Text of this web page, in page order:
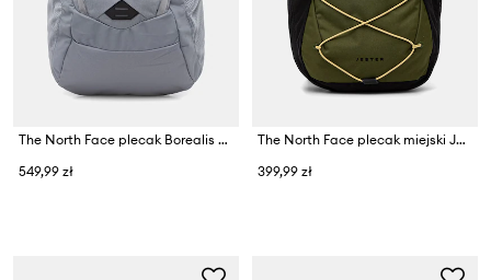
The North Face plecak Borealis Classic
549,99 zł
The North Face plecak miejski Jester
399,99 zł